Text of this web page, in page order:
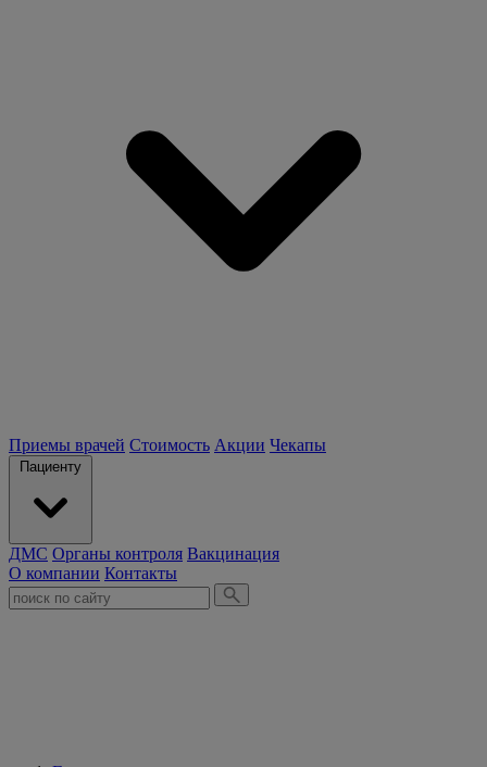
Приемы врачей Стоимость Акции Чекапы
Пациенту
ДМС Органы контроля Вакцинация
О компании Контакты